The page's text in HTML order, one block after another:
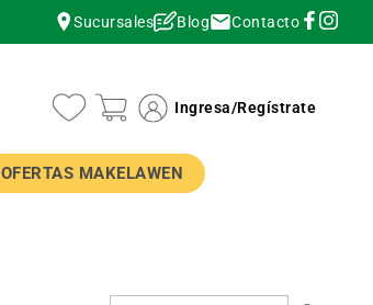
Sucursales Blog Contacto
Ingresa/Regístrate
OFERTAS MAKELAWEN